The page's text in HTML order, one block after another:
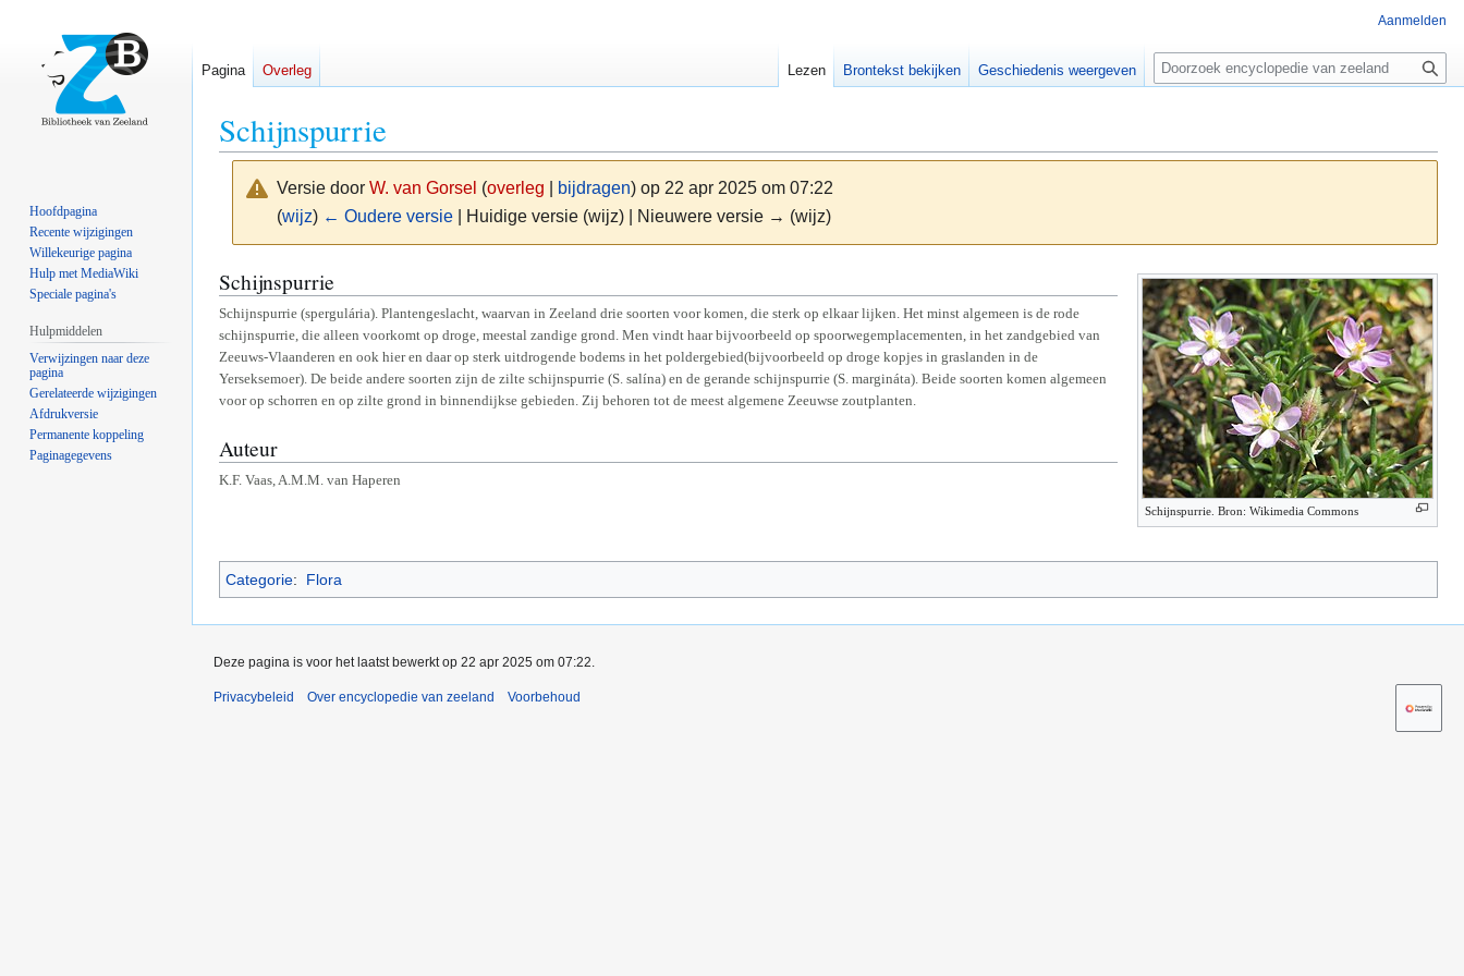
Schijnspurrie
Versie door W. van Gorsel (overleg bijdragen)op 22 apr 2025 om 07:22
(wijz) ← Oudere versie| Huidige versie (wijz) | Nieuwere versie → (wijz)
Naar
navigatie
springen
Naar
zoeken
springen
Schijnspurrie. Bron: Wikimedia Commons
Schijnspurrie
Schijnspurrie (spergulária). Plantengeslacht, waarvan in Zeeland drie soorten voor komen, die sterk op elkaar lijken. Het minst algemeen is de rode
schijnspurrie, die alleen voorkomt op droge, meestal zandige grond. Men vindt haar bijvoorbeeld op spoorwegemplacementen, in het zandgebied van
Zeeuws-Vlaanderen en ook hier en daar op sterk uitdrogende bodems in het poldergebied(bijvoorbeeld op droge kopjes in graslanden in de
Yerseksemoer). De beide andere soorten zijn de zilte schijnspurrie (S. salína) en de gerande schijnspurrie (S. margináta). Beide soorten komen algemeen
voor op schorren en op zilte grond in binnendijkse gebieden. Zij behoren tot de meest algemene Zeeuwse zoutplanten.
Auteur
K.F. Vaas, A.M.M. van Haperen
Categorie: Flora
Aanmelden
Pagina Overleg Lezen Brontekst bekijken Geschiedenis weergeven
Z
e
Hoofdpagina
Recente wijzigingen
Willekeurige pagina
Hulp met MediaWiki
Speciale pagina's
Hulpmiddelen
Verwijzingen naar deze
pagina
Gerelateerde wijzigingen
Afdrukversie
Permanente koppeling
Paginagegevens
Deze pagina is voor het laatst bewerkt op 22 apr 2025 om 07:22.
Privacybeleid Over encyclopedie van zeeland Voorbehoud